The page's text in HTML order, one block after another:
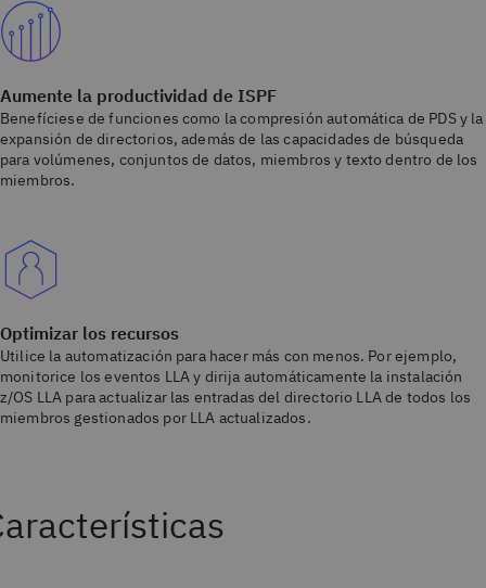
Aumente la productividad de ISPF
Benefíciese de funciones como la compresión automática de PDS y la
expansión de directorios, además de las capacidades de búsqueda
para volúmenes, conjuntos de datos, miembros y texto dentro de los
miembros.
Optimizar los recursos
Utilice la automatización para hacer más con menos. Por ejemplo,
monitorice los eventos LLA y dirija automáticamente la instalación
z/OS LLA para actualizar las entradas del directorio LLA de todos los
miembros gestionados por LLA actualizados.